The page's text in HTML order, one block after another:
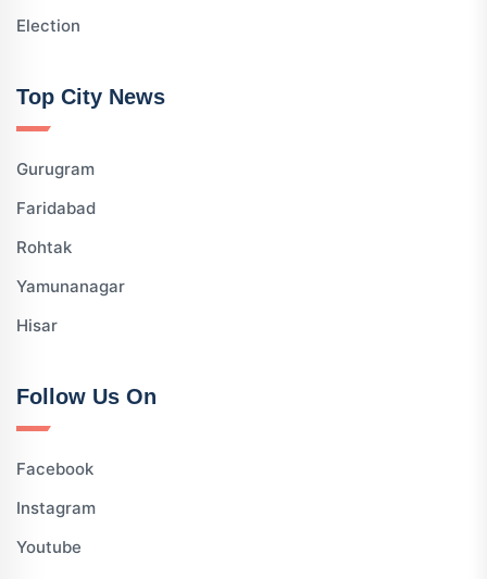
Election
Top City News
Gurugram
Faridabad
Rohtak
Yamunanagar
Hisar
Follow Us On
Facebook
Instagram
Youtube